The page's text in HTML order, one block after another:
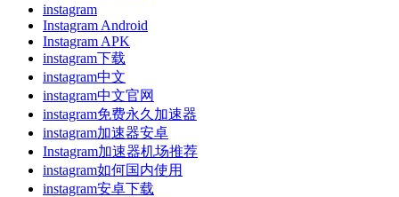
instagram
Instagram Android
Instagram APK
instagram下载
instagram中文
instagram中文官网
instagram免费永久加速器
instagram加速器安卓
Instagram加速器机场推荐
instagram如何国内使用
instagram安卓下载